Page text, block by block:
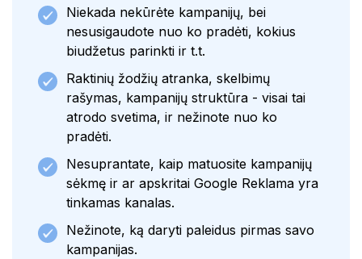
Niekada nekūrėte kampanijų, bei
nesusigaudote nuo ko pradėti, kokius
biudžetus parinkti ir t.t.
Raktinių žodžių atranka, skelbimų
rašymas, kampanijų struktūra - visai tai
atrodo svetima, ir nežinote nuo ko
pradėti.
Nesuprantate, kaip matuosite kampanijų
sėkmę ir ar apskritai Google Reklama yra
tinkamas kanalas.
Nežinote, ką daryti paleidus pirmas savo
kampanijas.